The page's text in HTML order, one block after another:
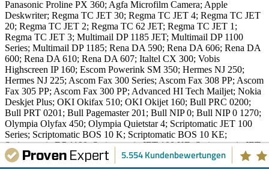
Panasonic Proline PX 360; Agfa Microfilm Camera; Apple
Deskwriter; Regma TC JET 30; Regma TC JET 4; Regma TC JET
20; Regma TC JET 2; Regma TC 62 JET; Regma TC JET 1;
Regma TC JET 3; Multimail DP 1185 JET; Multimail DP 1100
Series; Multimail DP 1185; Rena DA 590; Rena DA 606; Rena DA
600; Rena DA 610; Rena DA 607; Italtel CX 300; Vobis
Highscreen IP 160; Escom Powerink SM 350; Hermes NJ 250;
Hermes NJ 225; Ascom Fax 300 Series; Ascom Fax 308 PP; Ascom
Fax 305 PP; Ascom Fax 300 PP; Advanced HI Tech Mailjet; Nokia
Deskjet Plus; OKI Okifax 510; OKI Okijet 160; Bull PRC 0200;
Bull PRT 0201; Bull Pagemaster 201; Bull NIP 0; Bull NIP 0 1270;
Olympia Olyfax 450; Olympia Quietstar 4; Scriptomatic JET 100
Series; Scriptomatic BOS 10 K; Scriptomatic BOS 10 KE;
Scriptomatic DP 1190; Scriptomatic JET 100 KE; Scriptomatic JET
100; Scriptomatic DP 1100 Series; Scriptomatic DP 1186 JET;
Scriptomatic Directjet 1; Alwright Data Deskwriter; BAX Fax 500;
5.554 Kundenbewertungen